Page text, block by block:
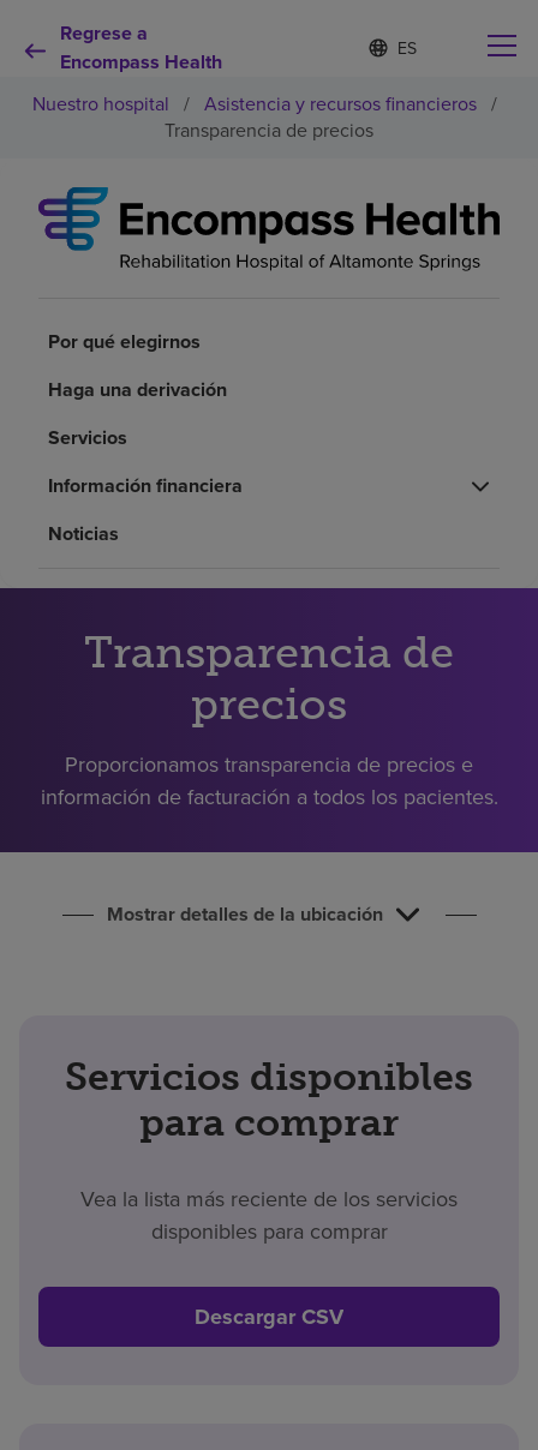
Regrese a
Encompass Health
Lista
de
idiomas
contraída
d
o
m
e
c
Por qué debe elegirnos
Pacientes y cuidadores
Acerca de nosotros
Inversores
Nuestro hospital / Asistencia y recursos financieros /
Transparencia de precios
Por qué elegirnos
Haga una derivación
Servicios
Información financiera
Noticias
Transparencia de
precios
Proporcionamos transparencia de precios e
información de facturación a todos los pacientes.
Mostrar detalles de la ubicación
Servicios disponibles
para comprar
Vea la lista más reciente de los servicios
disponibles para comprar
Descargar CSV